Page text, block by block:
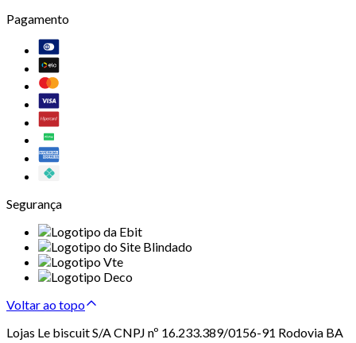
Pagamento
Segurança
Voltar ao topo
Lojas Le biscuit S/A CNPJ nº 16.233.389/0156-91 Rodovia BA